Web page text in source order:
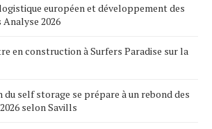
européen et développement des
2026
en construction à Surfers Paradise sur la
du self storage se prépare à un rebond des
selon Savills